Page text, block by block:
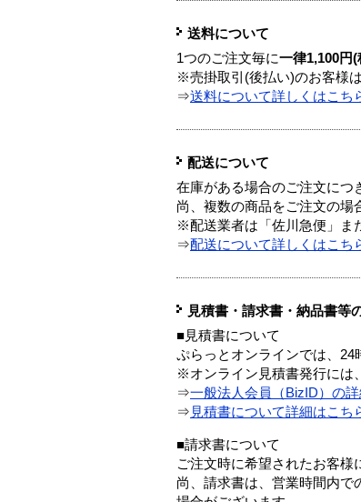
送料について
1つのご注文毎に一律1,100円(
※売掛取引(後払い)のお客様
⇒送料について詳しくはこち
配送について
在庫がある場合のご注文につ
尚、複数の商品をご注文の場
※配送業者は「佐川急便」ま
⇒配送について詳しくはこち
見積書・請求書・納品書等
■見積書について
ぷらっとオンラインでは、24
※オンライン見積書発行には
⇒一般法人会員（BizID）の
⇒ 見積書について詳細はこち
■請求書について
ご注文時に希望されたお客様
尚、請求書は、営業時間内で